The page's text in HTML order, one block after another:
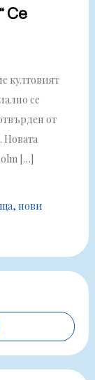
Се
култовият
се
от
[…]
нови